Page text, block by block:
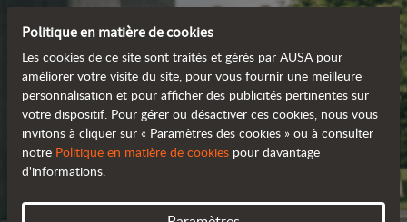
Politique en matière de cookies
Les cookies de ce site sont traités et gérés par AUSA pour
améliorer votre visite du site, pour vous fournir une meilleure
personnalisation et pour afficher des publicités pertinentes sur
votre dispositif. Pour gérer ou désactiver ces cookies, nous vous
invitons à cliquer sur « Paramètres des cookies » ou à consulter
notre Politique en matière de cookies pour davantage
d'informations.